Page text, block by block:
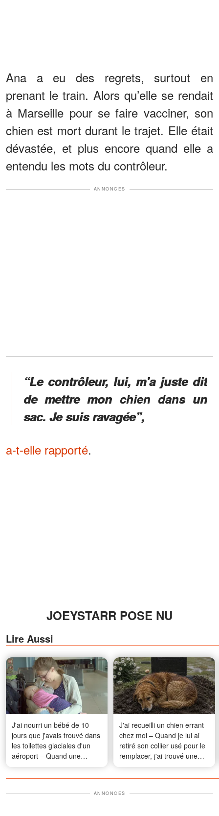
Ana a eu des regrets, surtout en
prenant le train. Alors qu’elle se rendait
à Marseille pour se faire vacciner, son
chien est mort durant le trajet. Elle était
dévastée, et plus encore quand elle a
entendu les mots du contrôleur.
ANNONCES
“Le contrôleur, lui, m'a juste dit
de mettre mon chien dans un
sac. Je suis ravagée”,
a-t-elle rapporté.
JOEYSTARR POSE NU
Lire Aussi
J'ai nourri un bébé de 10
jours que j'avais trouvé dans
les toilettes glaciales d'un
aéroport – Quand une
inconnue a frappé à ma
porte le lendemain, mon
J'ai recueilli un chien errant
chez moi – Quand je lui ai
retiré son collier usé pour le
remplacer, j'ai trouvé une
note qui m'a fait pâlir
ANNONCES